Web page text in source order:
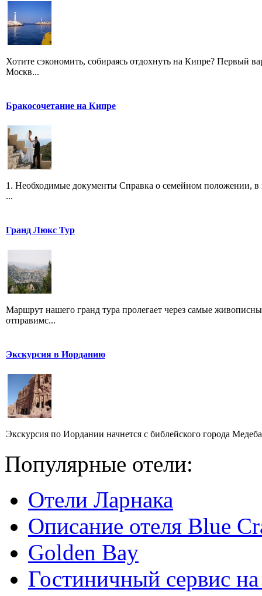
Хотите сэкономить, собираясь отдохнуть на Кипре? Первый
Москв...
Бракосочетание на Кипре
1. Необходимые документы Справка о семейном положении, в
...
Гранд Люкс Тур
Маршрут нашего гранд тура пролегает через самые
отправимс...
Экскурсия в Иорданию
Экскурсия по Иордании начнется с библейского города
Популярные отели:
Отели Ларнака
Описание отеля Blue
Golden Bay
Гостиничный сервис